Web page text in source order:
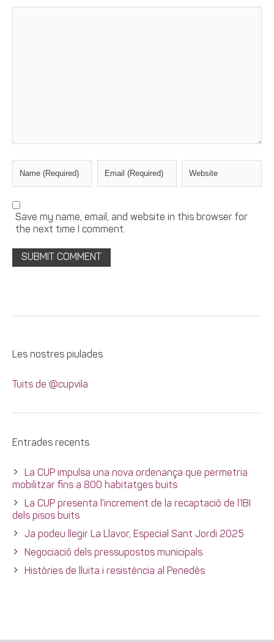
Save my name, email, and website in this browser for
the next time I comment.
Les nostres piulades
Tuits de @cupvila
Entrades recents
La CUP impulsa una nova ordenança que permetria
mobilitzar fins a 800 habitatges buits
La CUP presenta l’increment de la recaptació de l’IBI
dels pisos buits
Ja podeu llegir La Llavor, Especial Sant Jordi 2025
Negociació dels pressupostos municipals
Històries de lluita i resistència al Penedès